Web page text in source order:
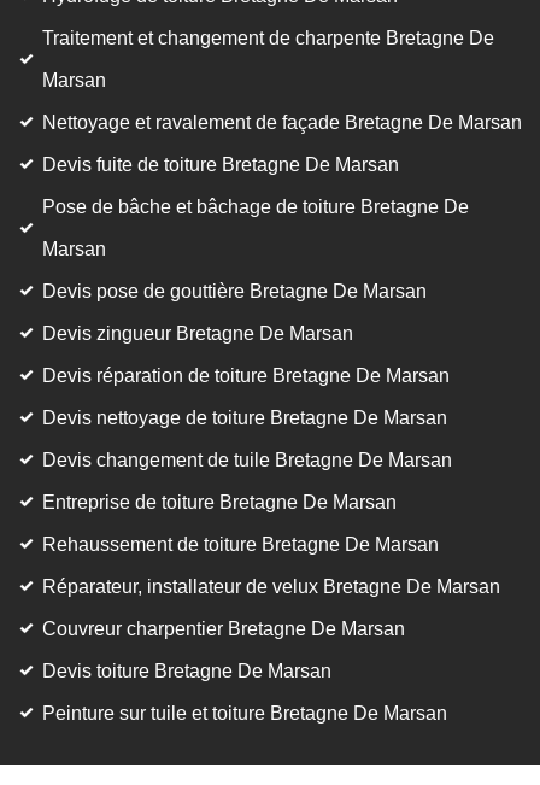
Traitement et changement de charpente Bretagne De
Marsan
Nettoyage et ravalement de façade Bretagne De Marsan
Devis fuite de toiture Bretagne De Marsan
Pose de bâche et bâchage de toiture Bretagne De
Marsan
Devis pose de gouttière Bretagne De Marsan
Devis zingueur Bretagne De Marsan
Devis réparation de toiture Bretagne De Marsan
Devis nettoyage de toiture Bretagne De Marsan
Devis changement de tuile Bretagne De Marsan
Entreprise de toiture Bretagne De Marsan
Rehaussement de toiture Bretagne De Marsan
Réparateur, installateur de velux Bretagne De Marsan
Couvreur charpentier Bretagne De Marsan
Devis toiture Bretagne De Marsan
Peinture sur tuile et toiture Bretagne De Marsan